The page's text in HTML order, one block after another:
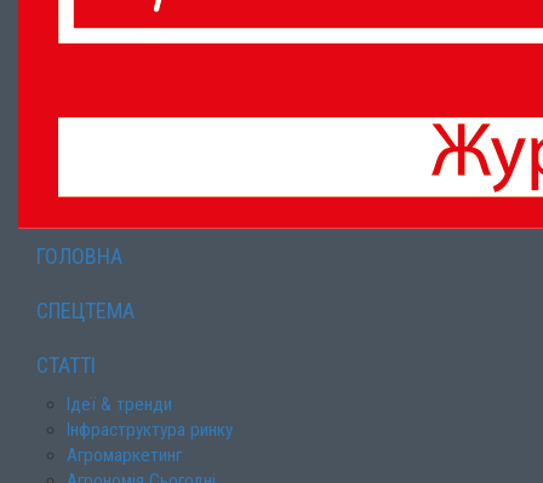
ГОЛОВНА
СПЕЦТЕМА
СТАТТІ
Ідеї & тренди
Інфраструктура ринку
Агромаркетинг